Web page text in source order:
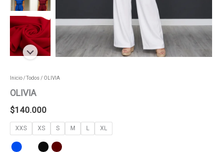
Inicio/Todos / OLIVIA
OLIVIA
$140.000
XXS XS S M L XL